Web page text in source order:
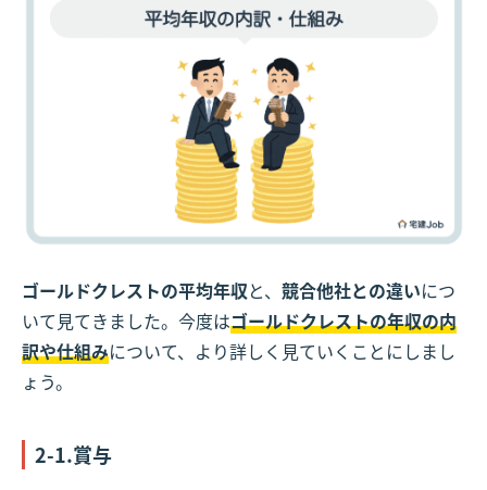
ゴールドクレストの平均年収と、 競合他社との違いにつ
いて見てきました。今度はゴールドクレストの年収の内
訳や仕組みについて、より詳しく見ていくことにしまし
ょう。
2-1.賞与